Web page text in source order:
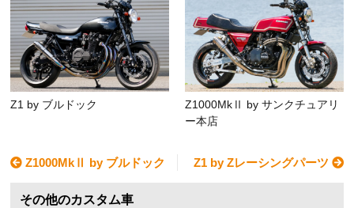
Z1 by ブルドック
Z1000MkⅡ by サンクチュアリ
ー本店
Z1000MkⅡ by ブルドック Z1 by Zレーシングパーツ
その他のカスタム車